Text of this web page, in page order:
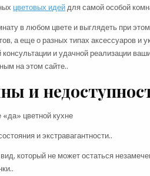
цветовых идей для самой особой
в любом цвете и выглядеть при
а еще о разных типах аксессуаров и
и удачной реализации
на этом сайте..
и
и экстравагантности..
который не может остаться